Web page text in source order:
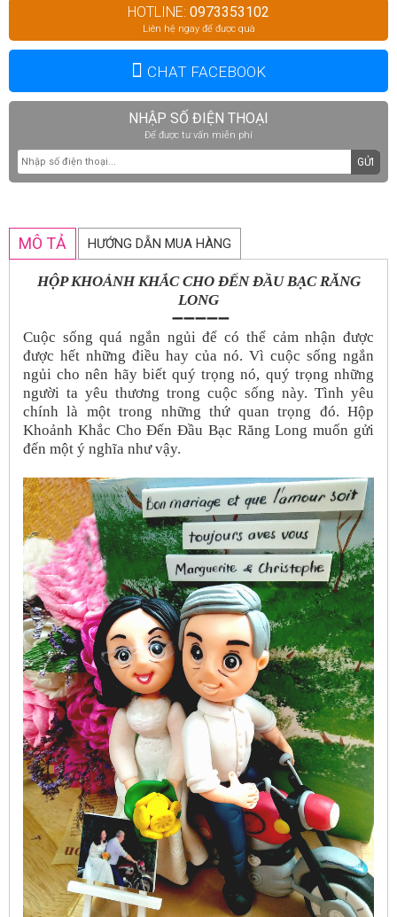
HOTLINE: 0973353102
Liên hệ ngay để được quà
CHAT FACEBOOK
NHẬP SỐ ĐIỆN THOẠI
Để được tư vấn miễn phí
GỬI
MÔ TẢ HƯỚNG DẪN MUA HÀNG
HỘP KHOẢNH KHẮC CHO ĐẾN ĐẦU BẠC RĂNG
LONG
➖➖➖➖➖
Cuộc sống quá ngắn ngủi để có thể cảm nhận được
được hết những điều hay của nó. Vì cuộc sống ngắn
ngủi cho nên hãy biết quý trọng nó, quý trọng những
người ta yêu thương trong cuộc sống này. Tình yêu
chính là một trong những thứ quan trọng đó. Hộp
Khoảnh Khắc Cho Đến Đầu Bạc Răng Long muốn gửi
đến một ý nghĩa như vậy.